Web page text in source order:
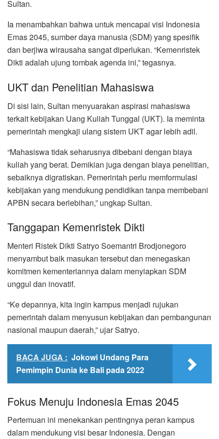
Sultan.
Ia menambahkan bahwa untuk mencapai visi Indonesia
Emas 2045, sumber daya manusia (SDM) yang spesifik
dan berjiwa wirausaha sangat diperlukan. “Kemenristek
Dikti adalah ujung tombak agenda ini,” tegasnya.
UKT dan Penelitian Mahasiswa
Di sisi lain, Sultan menyuarakan aspirasi mahasiswa
terkait kebijakan Uang Kuliah Tunggal (UKT). Ia meminta
pemerintah mengkaji ulang sistem UKT agar lebih adil.
“Mahasiswa tidak seharusnya dibebani dengan biaya
kuliah yang berat. Demikian juga dengan biaya penelitian,
sebaiknya digratiskan. Pemerintah perlu memformulasi
kebijakan yang mendukung pendidikan tanpa membebani
APBN secara berlebihan,” ungkap Sultan.
Tanggapan Kemenristek Dikti
Menteri Ristek Dikti Satryo Soemantri Brodjonegoro
menyambut baik masukan tersebut dan menegaskan
komitmen kementeriannya dalam menyiapkan SDM
unggul dan inovatif.
“Ke depannya, kita ingin kampus menjadi rujukan
pemerintah dalam menyusun kebijakan dan pembangunan
nasional maupun daerah,” ujar Satryo.
BACA JUGA : Jokowi Undang Para
Pemimpin Dunia ke Bali pada 2022
Fokus Menuju Indonesia Emas 2045
Pertemuan ini menekankan pentingnya peran kampus
dalam mendukung visi besar Indonesia. Dengan